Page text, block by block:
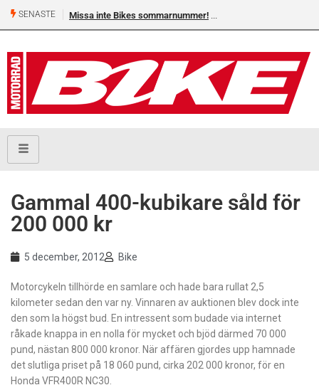
SENASTE Missa inte Bikes sommarnummer!
Gammal 400-kubikare såld för
200 000 kr
5 december, 2012 Bike
Motorcykeln tillhörde en samlare och hade bara rullat 2,5
kilometer sedan den var ny. Vinnaren av auktionen blev dock inte
den som la högst bud. En intressent som budade via internet
råkade knappa in en nolla för mycket och bjöd därmed 70 000
pund, nästan 800 000 kronor. När affären gjordes upp hamnade
det slutliga priset på 18 060 pund, cirka 202 000 kronor, för en
Honda VFR400R NC30.